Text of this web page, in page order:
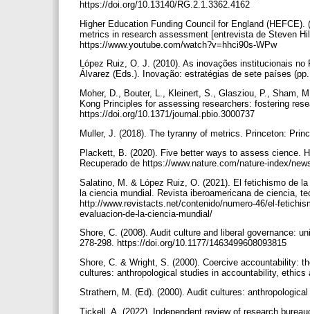
https://doi.org/10.13140/RG.2.1.3362.4162
Higher Education Funding Council for England
metrics in research assessment [entrevista de Steven
https://www.youtube.com/watch?v=hhci90s-WPw
López Ruiz, O. J. (2010). As inovações institucionais
Álvarez (Eds.). Inovação: estratégias de sete países
Moher, D., Bouter, L., Kleinert, S., Glasziou, P., Sham,
Kong Principles for assessing researchers: fostering
https://doi.org/10.1371/journal.pbio.3000737
Muller, J. (2018). The tyranny of metrics. Princeton:
Plackett, B. (2020). Five better ways to assess cience.
Recuperado de https://www.nature.com/nature-index/
Salatino, M. & López Ruiz, O. (2021). El fetichismo de
la ciencia mundial. Revista iberoamericana de ciencia,
http://www.revistacts.net/contenido/numero-46/el-
evaluacion-de-la-ciencia-mundial/
Shore, C. (2008). Audit culture and liberal governance:
278-298. https://doi.org/10.1177/1463499608093815
Shore, C. & Wright, S. (2000). Coercive accountability:
cultures: anthropological studies in accountability,
Strathern, M. (Ed). (2000). Audit cultures:
Tickell, A. (2022). Independent review of research